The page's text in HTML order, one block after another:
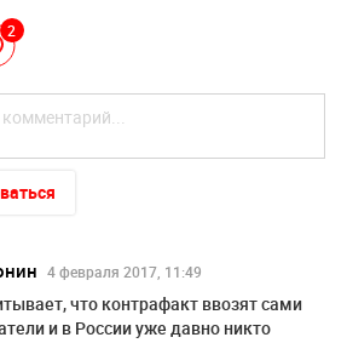
2
4 февраля 2017, 11:49
что контрафакт ввозят сами
и в России уже давно никто